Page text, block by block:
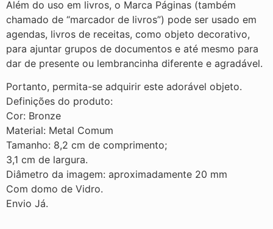
Além do uso em livros, o Marca Páginas (também
chamado de “marcador de livros”) pode ser usado em
agendas, livros de receitas, como objeto decorativo,
para ajuntar grupos de documentos e até mesmo para
dar de presente ou lembrancinha diferente e agradável.
Portanto, permita-se adquirir este adorável objeto.
Definições do produto:
Cor: Bronze
Material: Metal Comum
Tamanho: 8,2 cm de comprimento;
3,1 cm de largura.
Diâmetro da imagem: aproximadamente 20 mm
Com domo de Vidro.
Envio Já.